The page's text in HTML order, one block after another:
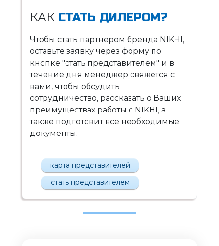
КАК СТАТЬ ДИЛЕРОМ?
Чтобы стать партнером бренда NIKHI,
оставьте заявку через форму по
кнопке "стать представителем" и в
течение дня менеджер свяжется с
вами, чтобы обсудить
сотрудничество, рассказать о Ваших
преимуществах работы с NIKHI, а
также подготовит все необходимые
документы.
карта представителей
стать представителем